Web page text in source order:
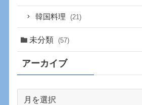
韓国料理 (21)
未分類 (57)
アーカイブ